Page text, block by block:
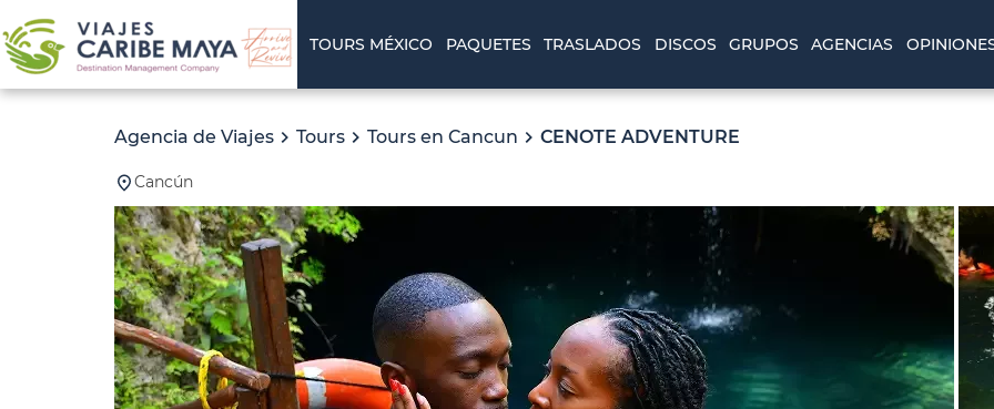
TOURS MÉXICO PAQUETES TRASLADOS DISCOS GRUPOS AGENCIAS
Agencia de Viajes Tours Tours en Cancun CENOTE ADVENTURE
Cancún